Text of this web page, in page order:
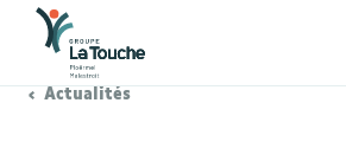
Actualités